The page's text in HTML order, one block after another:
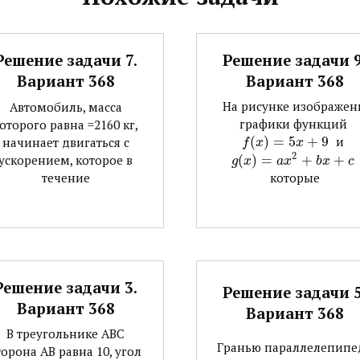
задачи 7.
Вариант 368
Автомобиль, масса
равна =2160 кг,
начинает двигаться с
которое в
течение
Решение задачи
Вариант 368
На рисунке
графики функций ​
f(x) = 5x + 9 ​ и ​
g(x) = ax2 + bx + c​
которые
задачи 3.
Вариант 368
В треугольнике АВС
АВ равна 10, угол
Решение задачи
Вариант 368
Гранью